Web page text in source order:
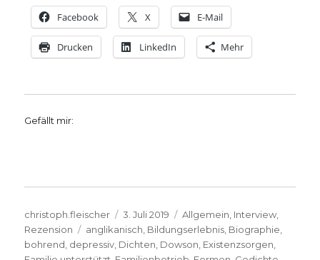
Facebook X E-Mail
Drucken LinkedIn Mehr
Gefällt mir:
Autor
christoph.fleischer
Veröffentlicht
am
3. Juli 2019 Kategorien
Allgemein Interview
Rezension
Schlagwörter
anglikanisch Bildungserlebnis Biographie
bohrend depressiv Dichten Dowson Existenzsorgen